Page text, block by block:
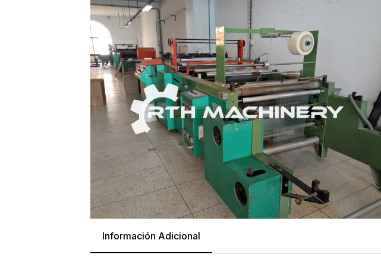
Información Adicional